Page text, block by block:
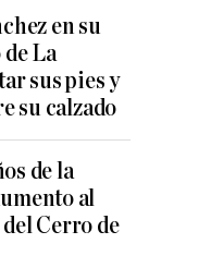
en su
La
sus pies y
su calzado
de la
al
Cerro de